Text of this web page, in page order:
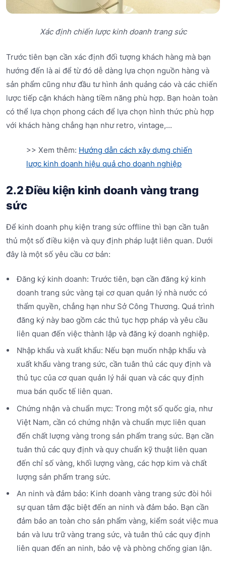
Xác định chiến lược kinh doanh trang sức
Trước tiên bạn cần xác định đối tượng khách hàng mà bạn
hướng đến là ai để từ đó dễ dàng lựa chọn nguồn hàng và
sản phẩm cũng như đầu tư hình ảnh quảng cáo và các chiến
lược tiếp cận khách hàng tiềm năng phù hợp. Bạn hoàn toàn
có thể lựa chọn phong cách để lựa chọn hình thức phù hợp
với khách hàng chẳng hạn như retro, vintage,...
>> Xem thêm: Hướng dẫn cách xây dựng chiến
lược kinh doanh hiệu quả cho doanh nghiệp
2.2 Điều kiện kinh doanh vàng trang
sức
Để kinh doanh phụ kiện trang sức offline thì bạn cần tuân
thủ một số điều kiện và quy định pháp luật liên quan. Dưới
đây là một số yêu cầu cơ bản:
Đăng ký kinh doanh: Trước tiên, bạn cần đăng ký kinh
doanh trang sức vàng tại cơ quan quản lý nhà nước có
thẩm quyền, chẳng hạn như Sở Công Thương. Quá trình
đăng ký này bao gồm các thủ tục hợp pháp và yêu cầu
liên quan đến việc thành lập và đăng ký doanh nghiệp.
Nhập khẩu và xuất khẩu: Nếu bạn muốn nhập khẩu và
xuất khẩu vàng trang sức, cần tuân thủ các quy định và
thủ tục của cơ quan quản lý hải quan và các quy định
mua bán quốc tế liên quan.
Chứng nhận và chuẩn mực: Trong một số quốc gia, như
Việt Nam, cần có chứng nhận và chuẩn mực liên quan
đến chất lượng vàng trong sản phẩm trang sức. Bạn cần
tuân thủ các quy định và quy chuẩn kỹ thuật liên quan
đến chỉ số vàng, khối lượng vàng, các hợp kim và chất
lượng sản phẩm trang sức.
An ninh và đảm bảo: Kinh doanh vàng trang sức đòi hỏi
sự quan tâm đặc biệt đến an ninh và đảm bảo. Bạn cần
đảm bảo an toàn cho sản phẩm vàng, kiểm soát việc mua
bán và lưu trữ vàng trang sức, và tuân thủ các quy định
liên quan đến an ninh, bảo vệ và phòng chống gian lận.